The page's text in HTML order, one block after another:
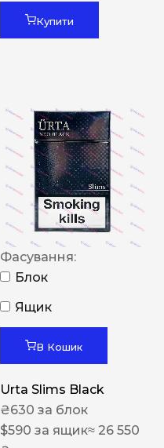
Купити
Фасування:
Блок
Ящик
В Кошик
Urta Slims Black
₴630 за блок
$590 за ящик≈ 26 550